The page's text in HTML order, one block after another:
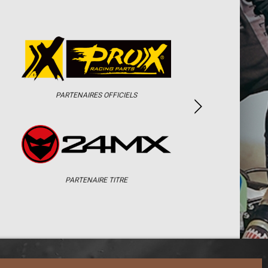
PARTENAIRES OFFICIELS
PARTENAIRE TITRE